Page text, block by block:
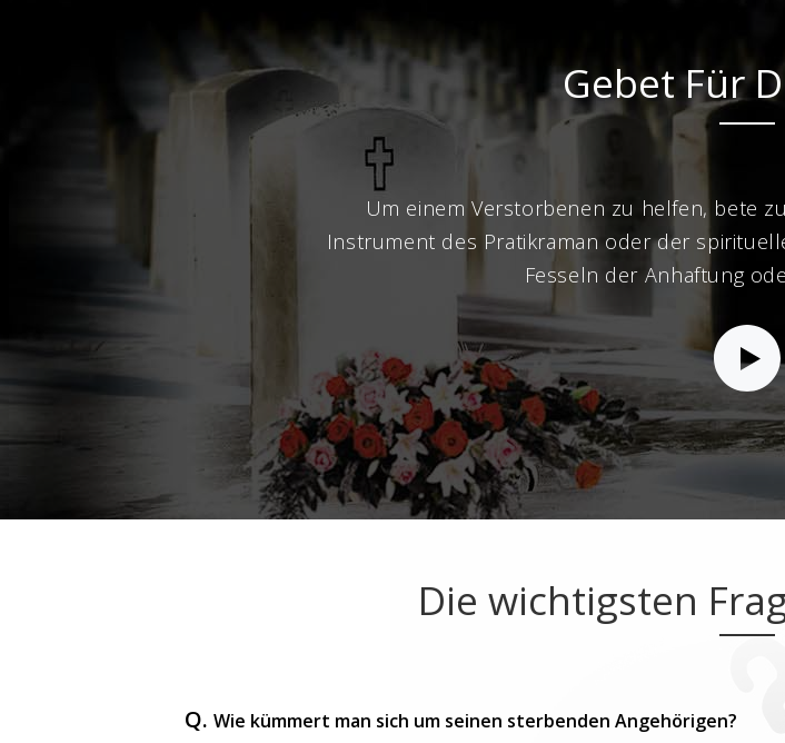
Gebet Für
Um einem Verstorbenen zu helfen, bete
Instrument des Pratikraman oder der
Fesseln der Anhaftung
Die wichtigsten
Q. Wie kümmert man sich um seinen sterbenden Angehörigen?